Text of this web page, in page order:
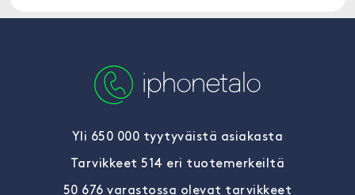
Yli 650 000 tyytyväistä asiakasta
Tarvikkeet 514 eri tuotemerkeiltä
50 676 varastossa olevat tarvikkeet